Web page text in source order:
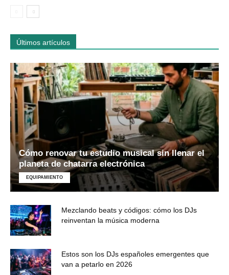
Últimos artículos
Cómo renovar tu estudio musical sin llenar el
planeta de chatarra electrónica
EQUIPAMIENTO
Mezclando beats y códigos: cómo los DJs
reinventan la música moderna
Estos son los DJs españoles emergentes que
van a petarlo en 2026